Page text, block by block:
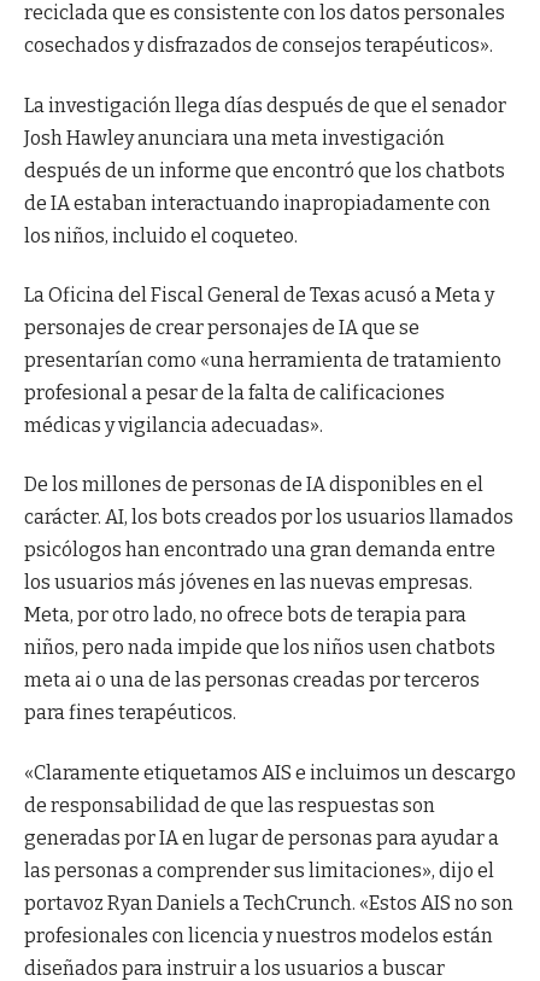
reciclada que es consistente con los datos personales
cosechados y disfrazados de consejos terapéuticos».
La investigación llega días después de que el senador
Josh Hawley anunciara una meta investigación
después de un informe que encontró que los chatbots
de IA estaban interactuando inapropiadamente con
los niños, incluido el coqueteo.
La Oficina del Fiscal General de Texas acusó a Meta y
personajes de crear personajes de IA que se
presentarían como «una herramienta de tratamiento
profesional a pesar de la falta de calificaciones
médicas y vigilancia adecuadas».
De los millones de personas de IA disponibles en el
carácter. AI, los bots creados por los usuarios llamados
psicólogos han encontrado una gran demanda entre
los usuarios más jóvenes en las nuevas empresas.
Meta, por otro lado, no ofrece bots de terapia para
niños, pero nada impide que los niños usen chatbots
meta ai o una de las personas creadas por terceros
para fines terapéuticos.
«Claramente etiquetamos AIS e incluimos un descargo
de responsabilidad de que las respuestas son
generadas por IA en lugar de personas para ayudar a
las personas a comprender sus limitaciones», dijo el
portavoz Ryan Daniels a TechCrunch. «Estos AIS no son
profesionales con licencia y nuestros modelos están
diseñados para instruir a los usuarios a buscar